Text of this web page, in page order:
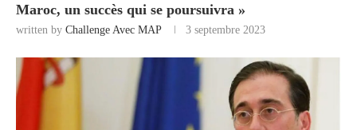
Maroc, un succès qui se poursuivra »
written by Challenge Avec MAP 3 septembre 2023